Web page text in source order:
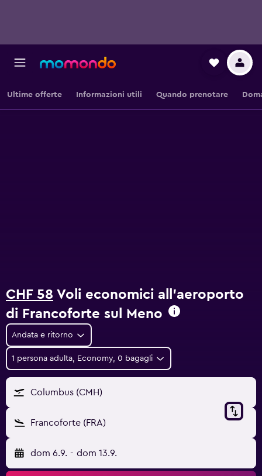
Ultime offerte Informazioni utili Quando prenotare
CHF 58 Voli economici all'aeroporto
di Francoforte sul Meno
Andata e ritorno
1 persona adulta, Economy, 0 bagagli
Columbus (CMH)
Francoforte (FRA)
dom 6.9. - dom 13.9.